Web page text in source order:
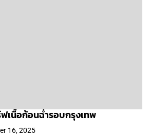
เนื้อก้อนฉ่ำรอบกรุงเทพ
16, 2025